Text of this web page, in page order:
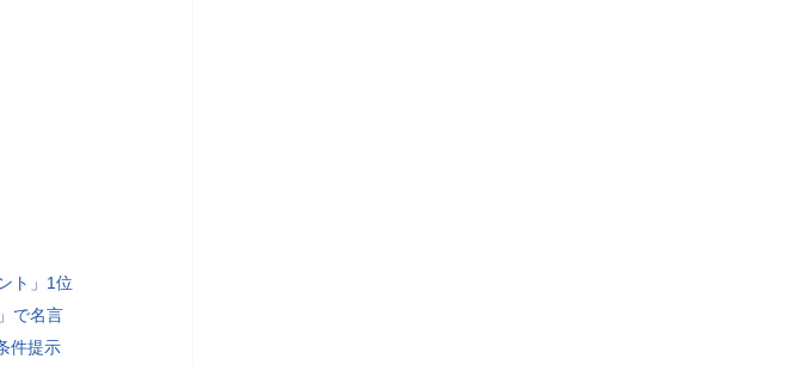
ト」1位
で名言
件提示